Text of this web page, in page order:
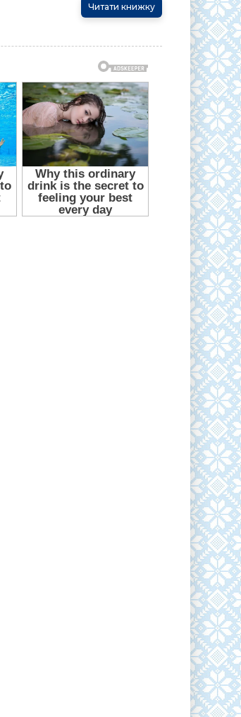
Читати книжку